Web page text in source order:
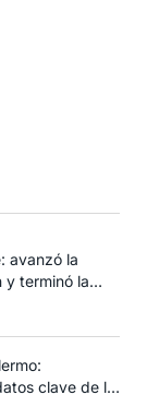
avanzó la
y terminó la
clave de la